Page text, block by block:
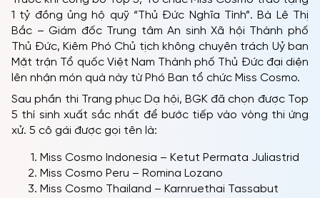
ĐỐI TÁC
FAQ
1 tỷ đồng ủng hộ quỹ “Thủ Đức Nghĩa Tình”. Bà Lê Thị
Bắc – Giám đốc Trung tâm An sinh Xã hội Thành phố
Thủ Đức, Kiêm Phó Chủ tịch không chuyên trách Uỷ ban
Mặt trận Tổ quốc Việt Nam Thành phố Thủ Đức đại diện
lên nhận món quà này từ Phó Ban tổ chức Miss Cosmo.
Sau phần thi Trang phục Dạ hội, BGK đã chọn được Top
5 thí sinh xuất sắc nhất để bước tiếp vào vòng thi ứng
xử. 5 cô gái được gọi tên là:
Miss Cosmo Indonesia – Ketut Permata Juliastrid
Miss Cosmo Peru – Romina Lozano
Miss Cosmo Thailand – Karnruethai Tassabut